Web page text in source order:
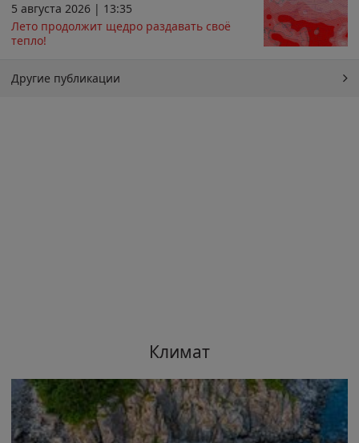
5 августа 2026 | 13:35
Лето продолжит щедро раздавать своё
тепло!
Другие публикации
Климат